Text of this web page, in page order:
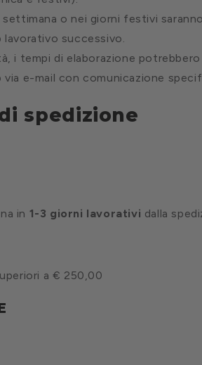
o nei giorni festivi saranno
successivo.
i tempi di elaborazione potrebbero
e-mail con comunicazione
spedizione
in 1-3 giorni lavorativi dalla
a € 250,00